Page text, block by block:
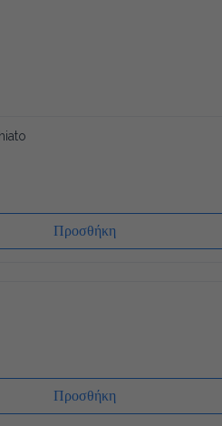
Προσθήκη
Προσθήκη